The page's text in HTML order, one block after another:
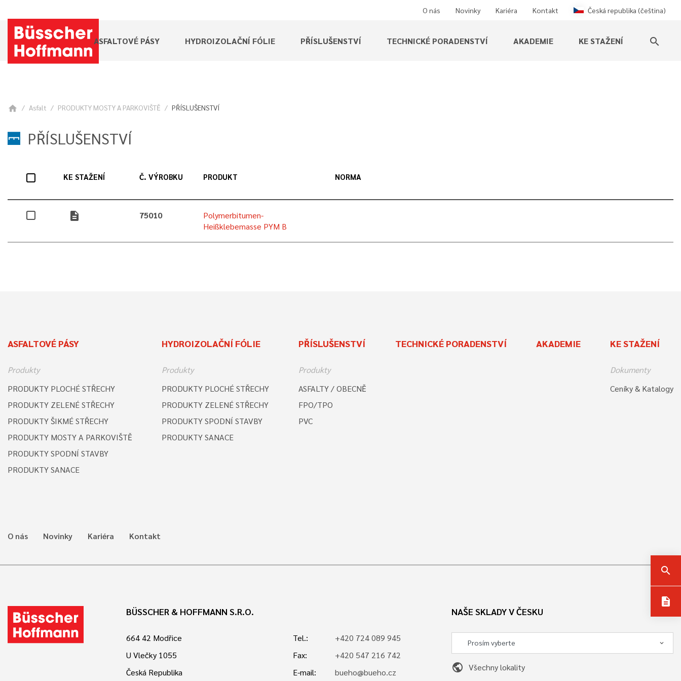
O nás Novinky Kariéra Kontakt Česká republika (čeština)
ASFALTOVÉ PÁSY HYDROIZOLAČNÍ FÓLIE PŘÍSLUŠENSTVÍ TECHNICKÉ PORADENSTVÍ AKADEMIE KE STAŽENÍ search
home Asfalt PRODUKTY MOSTY A PARKOVIŠTĚ PŘÍSLUŠENSTVÍ
PŘÍSLUŠENSTVÍ
search
description
KE STAŽENÍ Č. VÝROBKU PRODUKT NORMA
description 75010
Polymerbitumen-
Heißklebemasse PYM B
ASFALTOVÉ PÁSY
Produkty
PRODUKTY PLOCHÉ STŘECHY
PRODUKTY ZELENÉ STŘECHY
PRODUKTY ŠIKMÉ STŘECHY
PRODUKTY MOSTY A PARKOVIŠTĚ
PRODUKTY SPODNÍ STAVBY
PRODUKTY SANACE
HYDROIZOLAČNÍ FÓLIE
Produkty
PRODUKTY PLOCHÉ STŘECHY
PRODUKTY ZELENÉ STŘECHY
PRODUKTY SPODNÍ STAVBY
PRODUKTY SANACE
PŘÍSLUŠENSTVÍ
Produkty
ASFALTY / OBECNĚ
FPO/TPO
PVC
TECHNICKÉ PORADENSTVÍ AKADEMIE KE STAŽENÍ
Dokumenty
Ceníky & Katalogy
O nás Novinky Kariéra Kontakt
BÜSSCHER & HOFFMANN S.R.O.
664 42 Modřice
U Vlečky 1055
Česká Republika
Tel.:
+420 724 089 945
Fax:
+420 547 216 742
E-mail:
bueho@bueho.cz
NAŠE SKLADY V ČESKU
public Všechny lokality